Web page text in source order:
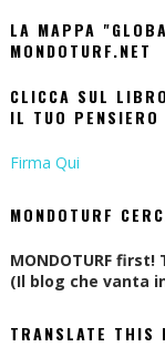
LA MAPPA
MONDOTURF.NET
CLICCA SUL
IL TUO
Firma Qui
MONDOTURF
MONDOTURF
(Il blog che vanta
TRANSLATE THIS